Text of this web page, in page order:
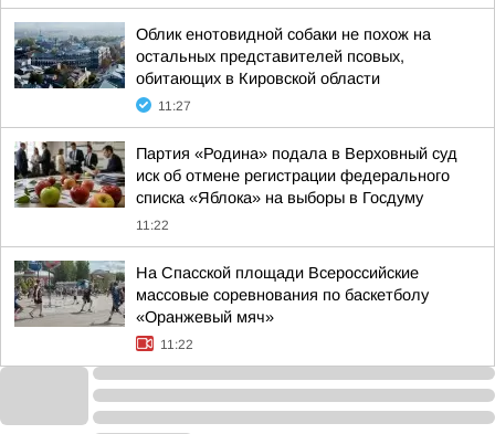
Облик енотовидной собаки не похож на
остальных представителей псовых,
обитающих в Кировской области
11:27
Партия «Родина» подала в Верховный суд
иск об отмене регистрации федерального
списка «Яблока» на выборы в Госдуму
11:22
На Спасской площади Всероссийские
массовые соревнования по баскетболу
«Оранжевый мяч»
11:22